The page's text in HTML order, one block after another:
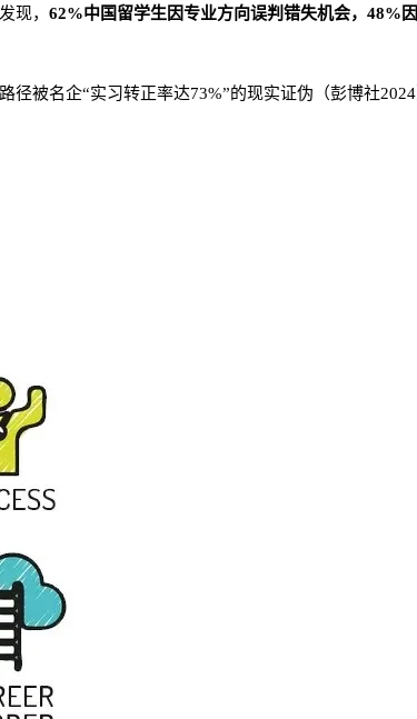
现， 62%中国留学生因专业方向误判错失机会，48%
径被名企“实习转正率达73%”的现实证伪（彭博社